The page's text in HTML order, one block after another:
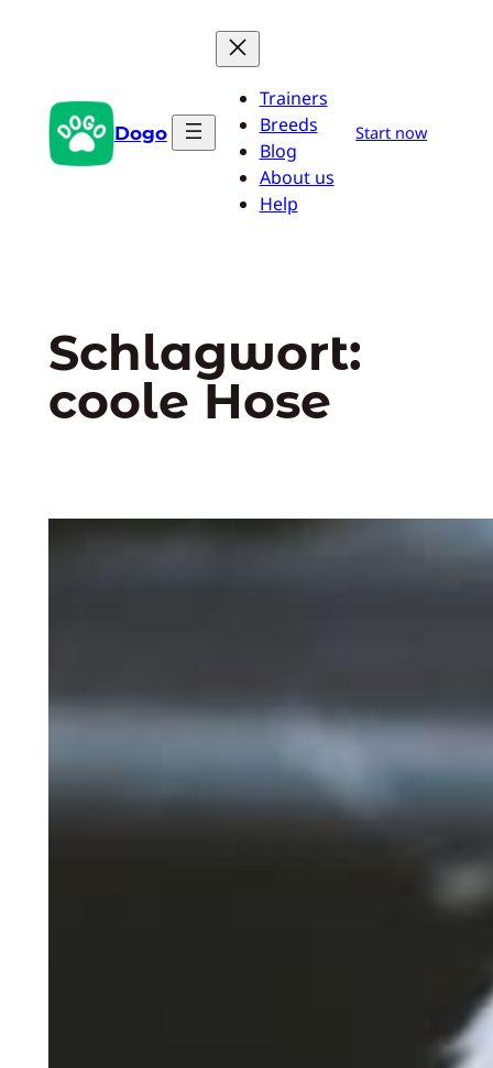
Dogo
Trainers
Breeds
Blog
About us
Help
Start now
Schlagwort:
coole Hose